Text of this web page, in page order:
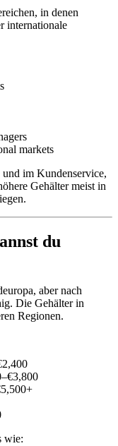
in denen
internationale
markets
im Kundenservice,
Gehälter meist in
du
aber nach
Die Gehälter in
Regionen.
wie: